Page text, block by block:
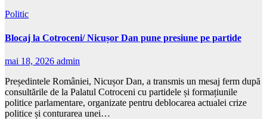
Politic
Blocaj la Cotroceni/ Nicușor Dan pune presiune pe partide
mai 18, 2026 admin
Președintele României, Nicușor Dan, a transmis un mesaj ferm după
consultările de la Palatul Cotroceni cu partidele și formațiunile
politice parlamentare, organizate pentru deblocarea actualei crize
politice și conturarea unei…